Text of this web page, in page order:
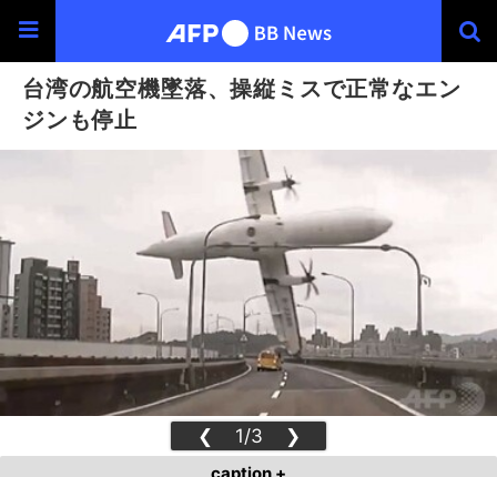
台湾の航空機墜落、操縦ミスで正常なエン
ジンも停止
❮ 1/3 ❯